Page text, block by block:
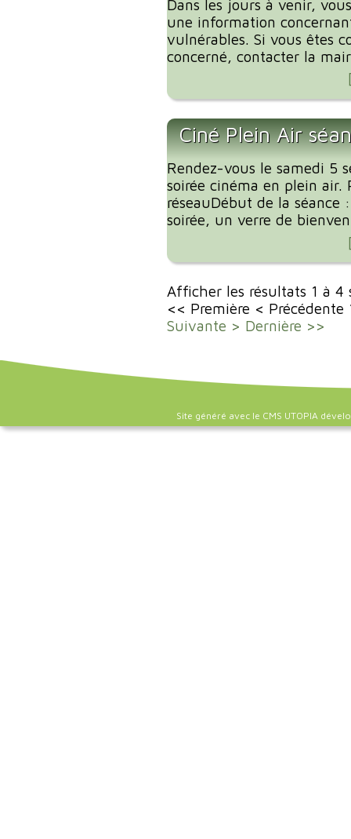
Dans les jours à venir,
une information
vulnérables. Si vous êtes
concerné, contacter la
Ciné Plein Air
Rendez-vous le samedi 5
soirée cinéma en plein
réseauDébut de la
soirée, un verre de
Afficher les résultats 1 à
<< Première < Précédente
Suivante > Dernière >>
Site généré avec le CMS UTOPIA